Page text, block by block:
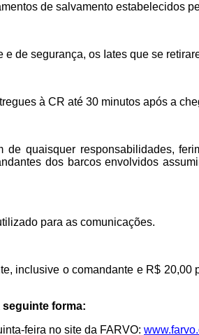
de salvamento estabelecidos
e de segurança, os Iates que se
à CR até 30 minutos após a
de quaisquer responsabilidades,
dos barcos envolvidos
para as comunicações.
inclusive o comandante e R$
forma:
feira no site da FARVO: